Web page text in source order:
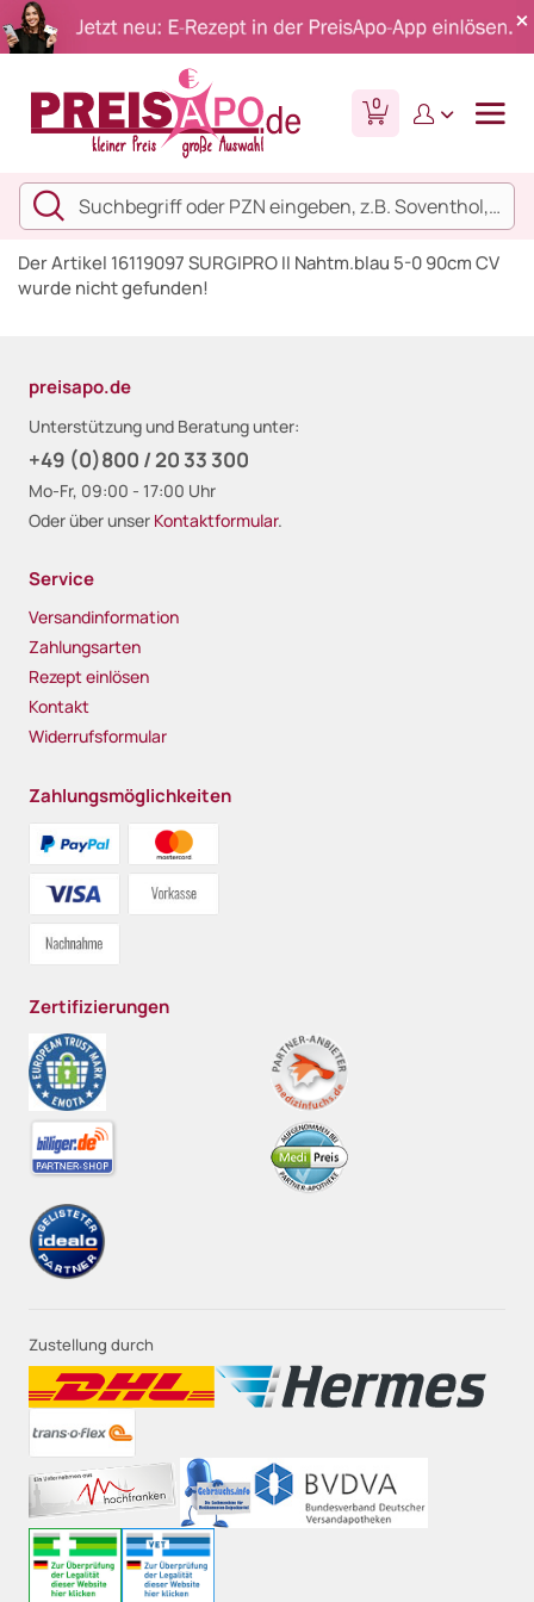
0
Der Artikel 16119097 SURGIPRO II Nahtm.blau 5-0 90cm CV
wurde nicht gefunden!
preisapo.de
Unterstützung und Beratung unter:
+49 (0)800 / 20 33 300
Mo-Fr, 09:00 - 17:00 Uhr
Oder über unser Kontaktformular.
Service
Versandinformation
Zahlungsarten
Rezept einlösen
Kontakt
Widerrufsformular
Zahlungsmöglichkeiten
Zertifizierungen
Zustellung durch